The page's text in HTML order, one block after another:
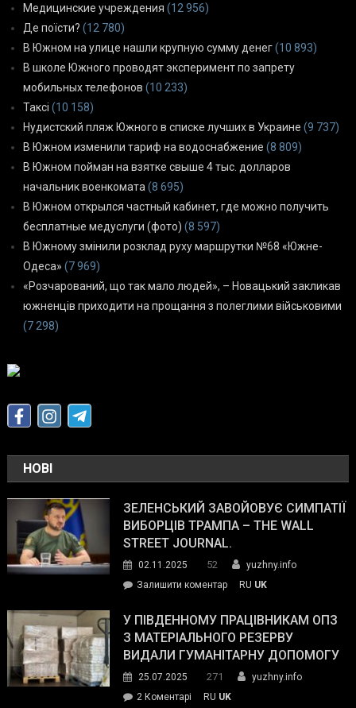
Медицинские учреждения (12 956)
Де поїсти? (12 780)
В Южном на улице нашли крупную сумму денег(10 893)
В школе Южного проводят эксперимент по запрету
мобильных телефонов (10 233)
Таксі (10 158)
Нудистский пляж Южного в списке лучших в Украине (9 737)
В Южном изменили тариф на водоснабжение (8 809)
В Южном пойман на взятке свыше 4 тыс. долларов
начальник военкомата (8 695)
В Южном открылся частный кабинет, где можно получить
бесплатные медуслуги (фото) (8 597)
В Южному змінили розклад руху маршрутки №68 «Южне-
Одеса» (7 969)
«Розчарований, що так мало людей», – Новацький закликав
южненців приходити на прощання з полеглими військовими
(7 298)
НОВІ
ЗЕЛЕНСЬКИЙ ЗАВОЙОВУЄ СИМПАТІЇ
ВИБОРЦІВ ТРАМПА – THE WALL
STREET JOURNAL.
02.11.2025 52
yuzhny.info
Залишити коментарon
завойовує
симпатії
виборців
The
RU UK
У ПІВДЕННОМУ ПРАЦІВНИКАМ ОПЗ
З МАТЕРІАЛЬНОГО РЕЗЕРВУ
ВИДАЛИ ГУМАНІТАРНУ ДОПОМОГУ
25.07.2025 271
yuzhny.info
2 Коментарі
RU UK